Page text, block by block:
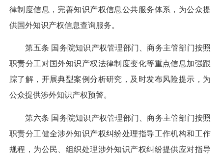
律制度信息，完善知识产权信息公共服务体系，为公众提
供国外知识产权信息查询服务。
第五条 国务院知识产权管理部门、商务主管部门按照
职责分工对国外知识产权法律制度变化等重点信息加强跟
踪了解，开展典型案例分析研究，及时发布风险提示，为
公众提供涉外知识产权预警。
第六条 国务院知识产权管理部门、商务主管部门按照
职责分工健全涉外知识产权纠纷处理指导工作机构和工作
规程，为公民、组织处理涉外知识产权纠纷提供应对指导